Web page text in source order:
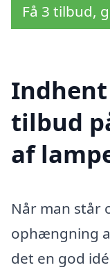
Få 3 tilbud,
tilbud
af
Når man står
ophængning
det en god